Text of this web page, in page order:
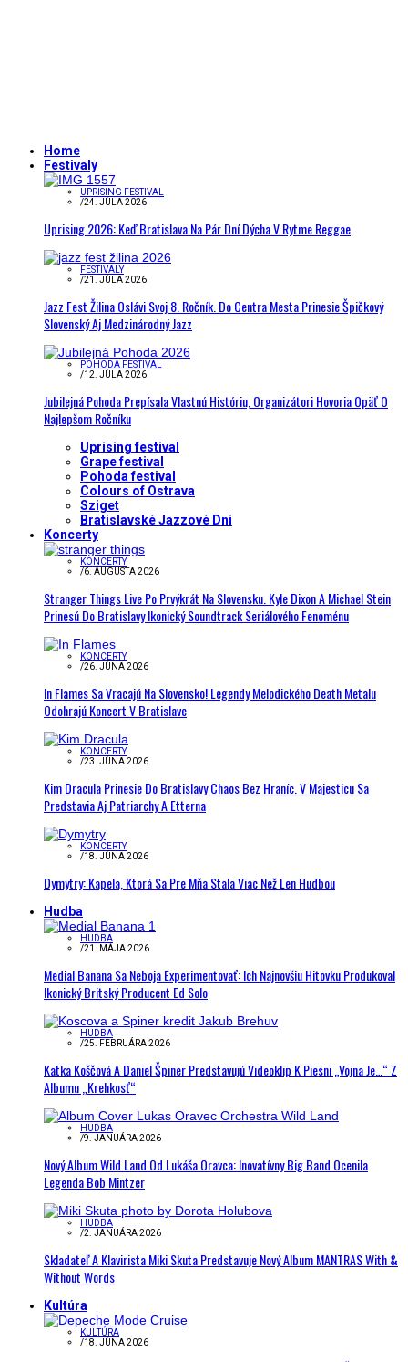
Home
Festivaly
UPRISING FESTIVAL
/24. JÚLA 2026
Uprising 2026: Keď Bratislava Na Pár Dní Dýcha V Rytme Reggae
FESTIVALY
/21. JÚLA 2026
Jazz Fest Žilina Oslávi Svoj 8. Ročník. Do Centra Mesta Prinesie Špičkový
Slovenský Aj Medzinárodný Jazz
POHODA FESTIVAL
/12. JÚLA 2026
Jubilejná Pohoda Prepísala Vlastnú Históriu, Organizátori Hovoria Opäť O
Najlepšom Ročníku
Uprising festival
Grape festival
Pohoda festival
Colours of Ostrava
Sziget
Bratislavské Jazzové Dni
Koncerty
KONCERTY
/6. AUGUSTA 2026
Stranger Things Live Po Prvýkrát Na Slovensku. Kyle Dixon A Michael Stein
Prinesú Do Bratislavy Ikonický Soundtrack Seriálového Fenoménu
KONCERTY
/26. JÚNA 2026
In Flames Sa Vracajú Na Slovensko! Legendy Melodického Death Metalu
Odohrajú Koncert V Bratislave
KONCERTY
/23. JÚNA 2026
Kim Dracula Prinesie Do Bratislavy Chaos Bez Hraníc. V Majesticu Sa
Predstavia Aj Patriarchy A Etterna
KONCERTY
/18. JÚNA 2026
Dymytry: Kapela, Ktorá Sa Pre Mňa Stala Viac Než Len Hudbou
Hudba
HUDBA
/21. MÁJA 2026
Medial Banana Sa Neboja Experimentovať: Ich Najnovšiu Hitovku Produkoval
Ikonický Britský Producent Ed Solo
HUDBA
/25. FEBRUÁRA 2026
Katka Koščová A Daniel Špiner Predstavujú Videoklip K Piesni „Vojna Je…“ Z
Albumu „Krehkosť“
HUDBA
/9. JANUÁRA 2026
Nový Album Wild Land Od Lukáša Oravca: Inovatívny Big Band Ocenila
Legenda Bob Mintzer
HUDBA
/2. JANUÁRA 2026
Skladateľ A Klavirista Miki Skuta Predstavuje Nový Album MANTRAS With &
Without Words
Kultúra
KULTÚRA
/18. JÚNA 2026